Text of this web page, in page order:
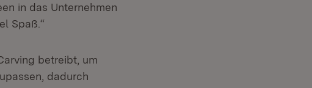
in das Unternehmen
Spaß.“
betreibt, um
dadurch